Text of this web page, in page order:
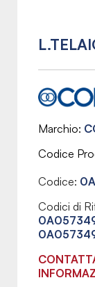
Marchio
Codice
Codice:
Codici di